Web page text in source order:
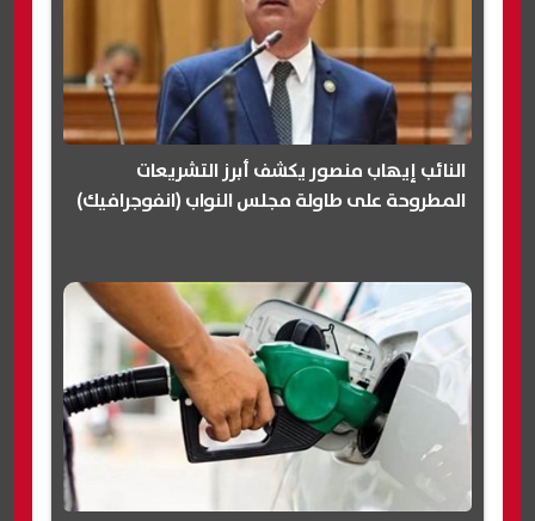
النائب إيهاب منصور يكشف أبرز التشريعات
المطروحة على طاولة مجلس النواب (انفوجرافيك)